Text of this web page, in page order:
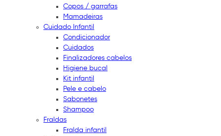
Copos / garrafas
Mamadeiras
Cuidado Infantil
Condicionador
Cuidados
Finalizadores cabelos
Higiene bucal
Kit infantil
Pele e cabelo
Sabonetes
Shampoo
Fraldas
Fralda infantil